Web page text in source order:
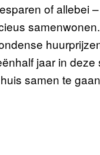
of allebei
jaar in
samen te